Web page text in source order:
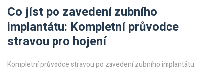
Co jíst po zavedení zubního
implantátu: Kompletní průvodce
stravou pro hojení
Kompletní průvodce stravou po zavedení zubního implantátu.